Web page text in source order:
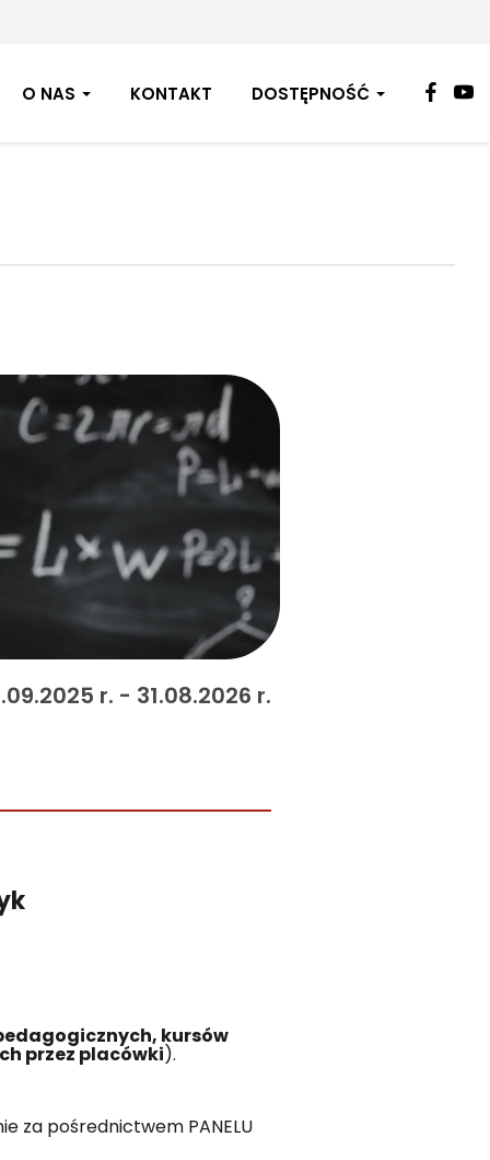
O NAS KONTAKT DOSTĘPNOŚĆ
r. - 31.08.2026 r.
kursów
przez placówki).
za pośrednictwem PANELU